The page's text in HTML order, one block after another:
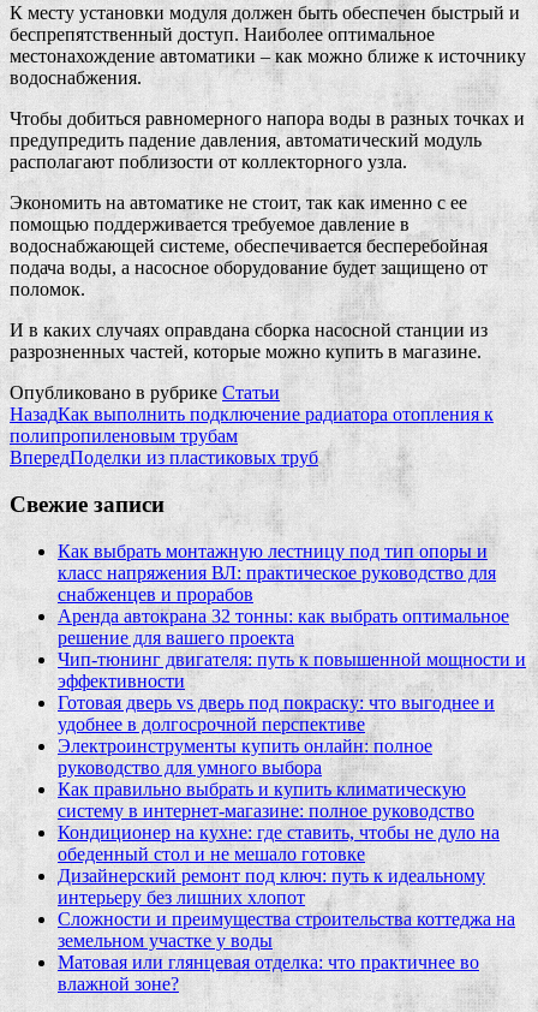
К месту установки модуля должен быть обеспечен быстрый и
беспрепятственный доступ. Наиболее оптимальное
местонахождение автоматики – как можно ближе к источнику
водоснабжения.
Чтобы добиться равномерного напора воды в разных точках и
предупредить падение давления, автоматический модуль
располагают поблизости от коллекторного узла.
Экономить на автоматике не стоит, так как именно с ее
помощью поддерживается требуемое давление в
водоснабжающей системе, обеспечивается бесперебойная
подача воды, а насосное оборудование будет защищено от
поломок.
И в каких случаях оправдана сборка насосной станции из
разрозненных частей, которые можно купить в магазине.
Опубликовано в рубрикеСтатьи
НазадКак выполнить подключение радиатора отопления к
полипропиленовым трубам
ВпередПоделки из пластиковых труб
Свежие записи
Как выбрать монтажную лестницу под тип опоры и
класс напряжения ВЛ: практическое руководство для
снабженцев и прорабов
Аренда автокрана 32 тонны: как выбрать оптимальное
решение для вашего проекта
Чип‑тюнинг двигателя: путь к повышенной мощности и
эффективности
Готовая дверь vs дверь под покраску: что выгоднее и
удобнее в долгосрочной перспективе
Электроинструменты купить онлайн: полное
руководство для умного выбора
Как правильно выбрать и купить климатическую
систему в интернет‑магазине: полное руководство
Кондиционер на кухне: где ставить, чтобы не дуло на
обеденный стол и не мешало готовке
Дизайнерский ремонт под ключ: путь к идеальному
интерьеру без лишних хлопот
Сложности и преимущества строительства коттеджа на
земельном участке у воды
Матовая или глянцевая отделка: что практичнее во
влажной зоне?